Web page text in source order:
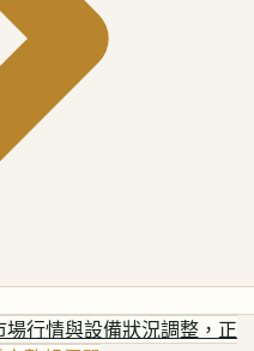
場行情與設備狀況調整，正